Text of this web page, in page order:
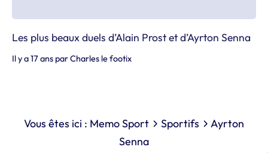
Les plus beaux duels d’Alain Prost et d’Ayrton Senna
Il y a 17 ans parCharles le footix
Vous êtes ici : Memo Sport Sportifs
Ayrton
Senna